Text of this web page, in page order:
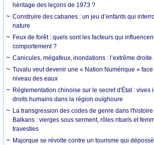
héritage des leçons de 1973 ?
Construire des cabanes : un jeu d’enfants qui
nature
Feux de forêt : quels sont les facteurs qui
comportement ?
Canicules, mégafeux, inondations : l’extrême droite
Tuvalu veut devenir une « Nation Numérique »
niveau des eaux
Réglementation chinoise sur le secret d'État : vives
droits humains dans la région ouïghoure
La transgression des codes de genre dans
Balkans : vierges sous serment, rôles rituels et
travesties
Majorque se révolte contre un tourisme qui